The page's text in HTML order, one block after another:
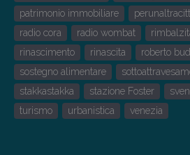
patrimonio immobiliare
radio cora
radio wombat
rinascimento
rinascita roberto
sostegno alimentare
stakkastakka
stazione Foster
turismo
urbanistica venezia